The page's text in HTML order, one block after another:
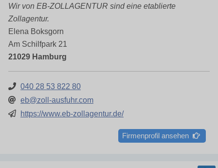
Wir von EB-ZOLLAGENTUR sind eine etablierte
Zollagentur.
Elena Boksgorn
Am Schilfpark 21
21029 Hamburg
040 28 53 822 80
eb@zoll-ausfuhr.com
https://www.eb-zollagentur.de/
Firmenprofil ansehen